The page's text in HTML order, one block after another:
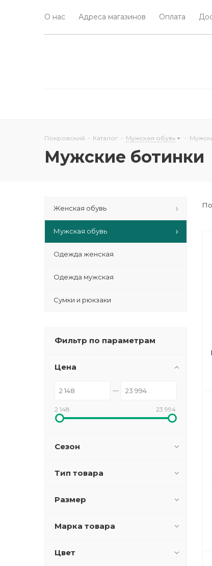
О нас Адреса магазинов Оплата
Покровский - Каталог - Мужская обувь -
Мужские ботинки
Женская обувь
Мужская обувь
Одежда женская
Одежда мужская
Сумки и рюкзаки
Фильтр по параметрам
Цена
2 148 23 994
Сезон
Тип товара
Размер
Марка товара
Цвет